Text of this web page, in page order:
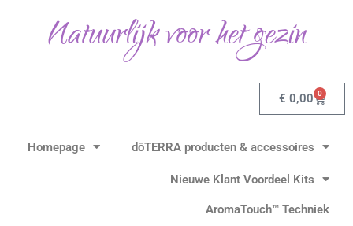
Natuurlijk voor het gezin
€ 0,00 0
Homepage dōTERRA producten & accessoires
Nieuwe Klant Voordeel Kits
AromaTouch™ Techniek